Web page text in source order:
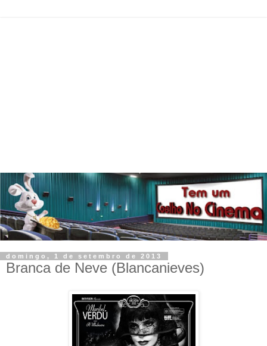
domingo, 1 de setembro de 2013
Branca de Neve (Blancanieves)